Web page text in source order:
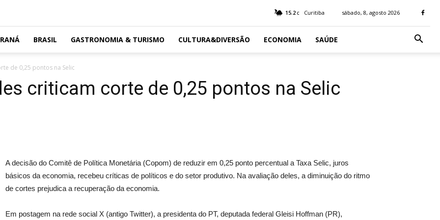
15.2 C Curitiba sábado, 8, agosto 2026
BRASIL GASTRONOMIA & TURISMO CULTURA&DIVERSÃO ECONOMIA SAÚDE
de 0,25 pontos na Selic
criticam corte de 0,25 pontos na Selic
A decisão do Comitê de Política Monetária (Copom) de reduzir em 0,25 ponto percentual a Taxa Selic, juros
básicos da economia, recebeu críticas de políticos e do setor produtivo. Na avaliação deles, a diminuição do ritmo
de cortes prejudica a recuperação da economia.
Em postagem na rede social X (antigo Twitter), a presidenta do PT, deputada federal Gleisi Hoffman (PR),